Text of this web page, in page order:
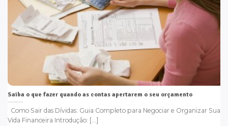
Saiba o que fazer quando as contas apertarem o seu orçamento
Como Sair das Dívidas: Guia Completo para Negociar e Organizar Sua
Vida Financeira Introdução: [...]